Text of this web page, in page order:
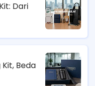
Dari
Beda